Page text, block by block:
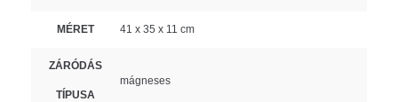
MÉRET 41 x 35 x 11 cm
ZÁRÓDÁS
TÍPUSA
mágneses